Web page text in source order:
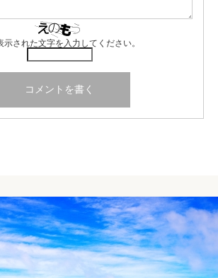
示された文字を入力してください。